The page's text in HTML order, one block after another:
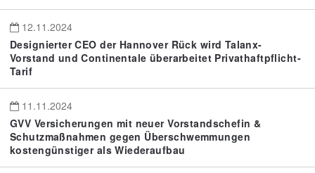
12.11.2024
Designierter CEO der Hannover Rück wird Talanx-
Vorstand und Continentale überarbeitet Privathaftpflicht-
Tarif
11.11.2024
GVV Versicherungen mit neuer Vorstandschefin &
Schutzmaßnahmen gegen Überschwemmungen
kostengünstiger als Wiederaufbau